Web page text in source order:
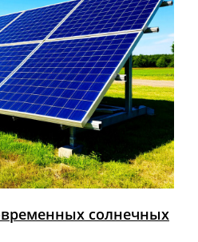
солнечных